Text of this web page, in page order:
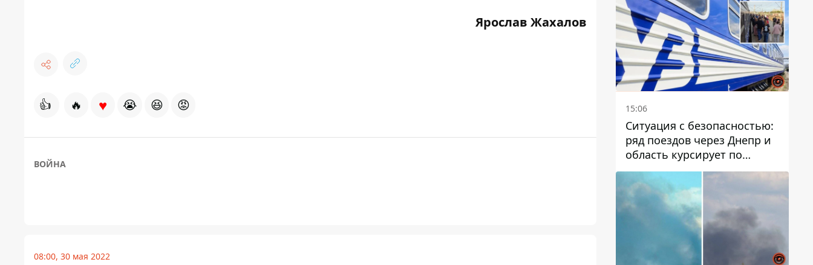
Ярослав Жахалов
👍 🔥 ♥ 😭 😆 😡
ВОЙНА
08:00, 30 мая 2022
15:06
Ситуация с безопасностью:
ряд поездов через Днепр и
область курсирует по
измененному маршруту, а
часть пути заменили
автобусами и электричками